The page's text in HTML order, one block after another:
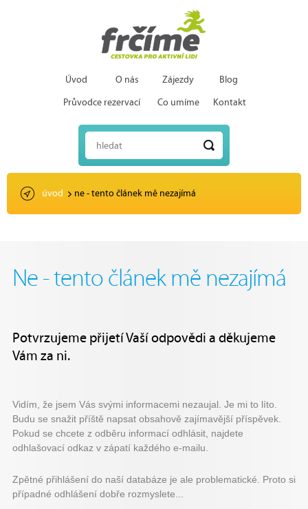
Ne - tento článek mě nezajímá
Potvrzujeme přijetí Vaší odpovědi a děkujeme
Vám za ni.
Vidím, že jsem Vás svými informacemi nezaujal. Je mi to líto.
Budu se snažit příště napsat obsahově zajímavější příspěvek.
Pokud se chcete z odběru informací odhlásit, najdete
odhlašovací odkaz v zápatí každého e-mailu.
Zpětné přihlášení do naší databáze je ale problematické. Proto si
případné odhlášení dobře rozmyslete...
Úvod O nás Zájezdy Blog
Průvodce rezervací Co umíme Kontakt
hledat
úvod ne - tento článek mě nezajímá